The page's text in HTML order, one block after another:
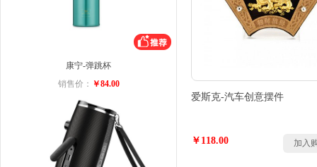
康宁-弹跳杯
销售价： ￥84.00
爱斯克-汽车创意摆件
￥118.00 加入